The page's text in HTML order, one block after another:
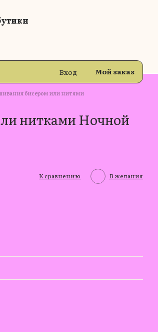
Вход Мой заказ
бисером или нитями
нитками Ночной
К сравнению В желания